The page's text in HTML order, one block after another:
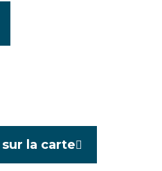
la carte